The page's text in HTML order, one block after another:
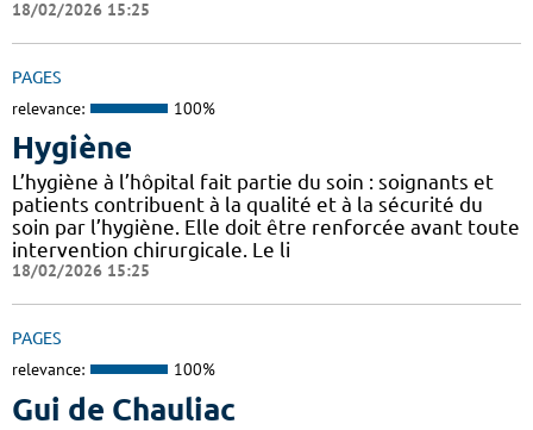
18/02/2026 15:25
PAGES
relevance: 100%
Hygiène
L’hygiène à l’hôpital fait partie du soin : soignants et
patients contribuent à la qualité et à la sécurité du
soin par l’hygiène. Elle doit être renforcée avant toute
intervention chirurgicale. Le li
18/02/2026 15:25
PAGES
relevance: 100%
Gui de Chauliac